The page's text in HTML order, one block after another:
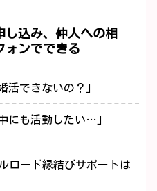
し込み、仲人への相
ォンでできる
活できないの？」
にも活動したい…」
ロード縁結びサポートは